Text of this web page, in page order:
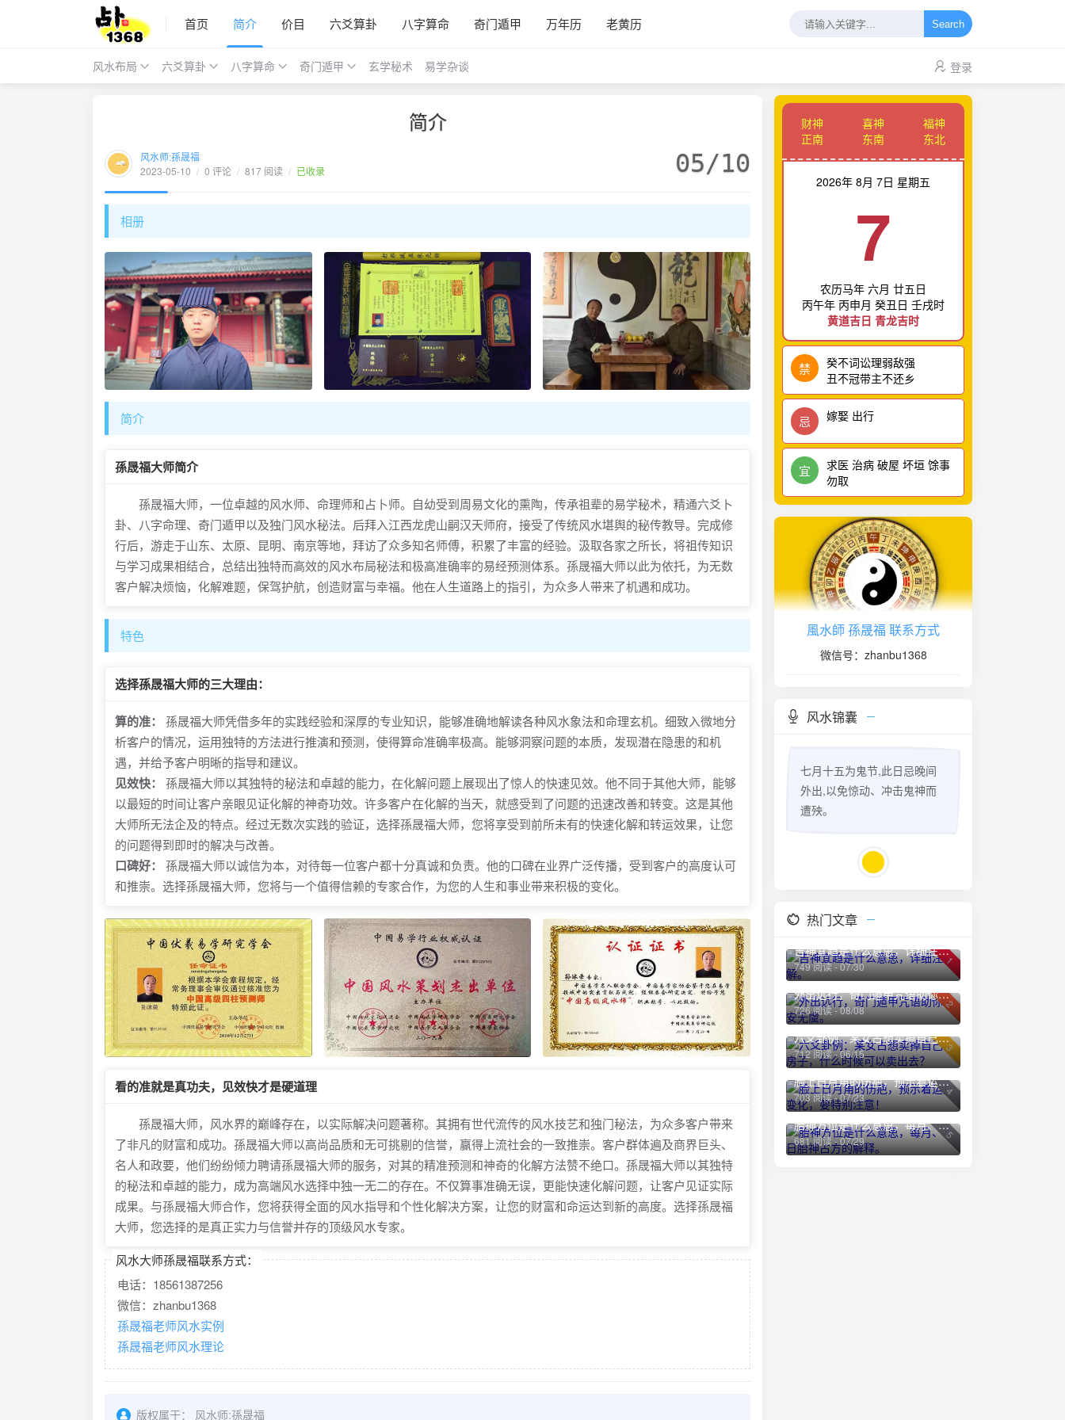
首页 简介 价目 六爻算卦 八字算命 奇门遁甲 万年历 老黄历 Search
风水布局 六爻算卦 八字算命 奇门遁甲 玄学秘术 易学杂谈 登录
简介
风水师:孫晟福
2023-05-10 / 0 评论 / 817 阅读 / 已收录 05/10
相册
简介
孫晟福大师简介
孫晟福大师，一位卓越的风水师、命理师和占卜师。自幼受到周易文化的熏陶，传承祖辈的易学秘术，精通六爻卜
卦、八字命理、奇门遁甲以及独门风水秘法。后拜入江西龙虎山嗣汉天师府，接受了传统风水堪舆的秘传教导。完成修
行后，游走于山东、太原、昆明、南京等地，拜访了众多知名师傅，积累了丰富的经验。汲取各家之所长，将祖传知识
与学习成果相结合，总结出独特而高效的风水布局秘法和极高准确率的易经预测体系。孫晟福大师以此为依托，为无数
客户解决烦恼，化解难题，保驾护航，创造财富与幸福。他在人生道路上的指引，为众多人带来了机遇和成功。
特色
选择孫晟福大师的三大理由：
算的准：
孫晟福大师凭借多年的实践经验和深厚的专业知识，能够准确地解读各种风水象法和命理玄机。细致入微地分
析客户的情况，运用独特的方法进行推演和预测，使得算命准确率极高。能够洞察问题的本质，发现潜在隐患的和机
遇，并给予客户明晰的指导和建议。
见效快：
孫晟福大师以其独特的秘法和卓越的能力，在化解问题上展现出了惊人的快速见效。他不同于其他大师，能够
以最短的时间让客户亲眼见证化解的神奇功效。许多客户在化解的当天，就感受到了问题的迅速改善和转变。这是其他
大师所无法企及的特点。经过无数次实践的验证，选择孫晟福大师，您将享受到前所未有的快速化解和转运效果，让您
的问题得到即时的解决与改善。
口碑好：
孫晟福大师以诚信为本，对待每一位客户都十分真诚和负责。他的口碑在业界广泛传播，受到客户的高度认可
和推崇。选择孫晟福大师，您将与一个值得信赖的专家合作，为您的人生和事业带来积极的变化。
看的准就是真功夫，见效快才是硬道理
孫晟福大师，风水界的巅峰存在，以实际解决问题著称。其拥有世代流传的风水技艺和独门秘法，为众多客户带来
了非凡的财富和成功。孫晟福大师以高尚品质和无可挑剔的信誉，赢得上流社会的一致推崇。客户群体遍及商界巨头、
名人和政要，他们纷纷倾力聘请孫晟福大师的服务，对其的精准预测和神奇的化解方法赞不绝口。孫晟福大师以其独特
的秘法和卓越的能力，成为高端风水选择中独一无二的存在。不仅算事准确无误，更能快速化解问题，让客户见证实际
成果。与孫晟福大师合作，您将获得全面的风水指导和个性化解决方案，让您的财富和命运达到新的高度。选择孫晟福
大师，您选择的是真正实力与信誉并存的顶级风水专家。
风水大师孫晟福联系方式：
电话：18561387256
微信：zhanbu1368
孫晟福老师风水实例
孫晟福老师风水理论
版权属于： 风水师:孫晟福
财神
正南
喜神
东南
福神
东北
2026年 8月 7日 星期五
7
农历马年 六月 廿五日
丙午年 丙申月 癸丑日 壬戌时
黄道吉日 青龙吉时
禁
癸不词讼理弱敌强
丑不冠带主不还乡
忌 嫁娶 出行
宜
求医 治病 破屋 坏垣 馀事
勿取
風水師 孫晟福 联系方式
微信号：zhanbu1368
风水锦囊
七月十五为鬼节,此日忌晚间
外出,以免惊动、冲击鬼神而
遭殃。
热门文章
1
吉神宜趋是什么意思，详细注解。
749 阅读 - 07/30
2
外出远行，奇门遁甲咒语助你平安无虞。
726 阅读 - 08/08
3
六爻卦例：某女占想卖掉自己的房子，什么时候可以卖出去？
712 阅读 - 06/15
4
脸上日月角的伤疤，预示着运势变化，要特别注意！
703 阅读 - 07/23
5
胎神方位是什么意思，每月、每日胎神占方的解释。
681 阅读 - 07/29